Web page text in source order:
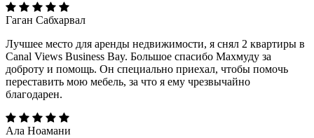
Гаган Сабхарвал
Лучшее место для аренды недвижимости, я снял 2 квартиры в
Canal Views Business Bay. Большое спасибо Махмуду за
доброту и помощь. Он специально приехал, чтобы помочь
переставить мою мебель, за что я ему чрезвычайно
благодарен.
Ала Ноамани